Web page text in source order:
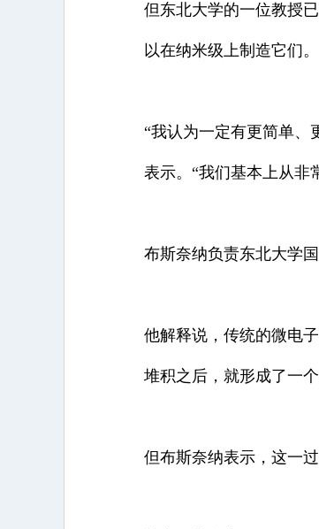
但东北大学的一位教授
以在纳米级上制造它们。
“我认为一定有更简单、
表示。“我们基本上从非
布斯奈纳负责东北大学
他解释说，传统的微电
堆积之后，就形成了一
但布斯奈纳表示，这一